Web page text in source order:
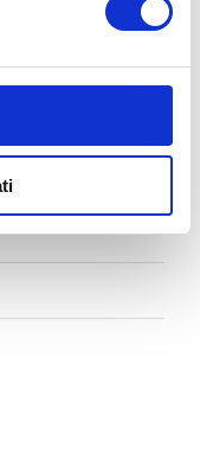
GUIDA ALLA